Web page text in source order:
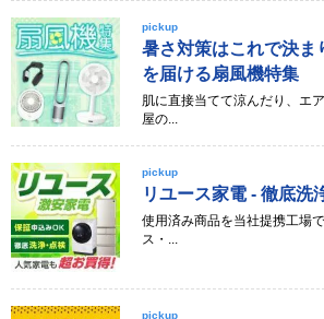
pickup
暑さ対策はこれで決ま
を届ける扇風機特集
肌に直接当てて涼んだり、エ
屋の...
pickup
リユース家電 - 徹底洗
使用済み商品を当社提携工場
ス・...
pickup